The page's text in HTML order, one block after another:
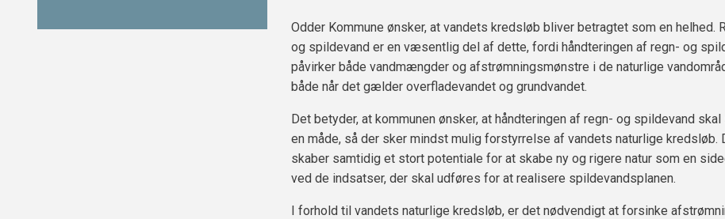
Odder Kommune ønsker, at vandets kredsløb bliver betragtet som en helhed.
og spildevand er en væsentlig del af dette, fordi håndteringen af regn- og
påvirker både vandmængder og afstrømningsmønstre i de naturlige
både når det gælder overfladevandet og grundvandet.
Det betyder, at kommunen ønsker, at håndteringen af regn- og spildevand skal
en måde, så der sker mindst mulig forstyrrelse af vandets naturlige kredsløb.
skaber samtidig et stort potentiale for at skabe ny og rigere natur som en
ved de indsatser, der skal udføres for at realisere spildevandsplanen.
I forhold til vandets naturlige kredsløb, er det nødvendigt at forsinke